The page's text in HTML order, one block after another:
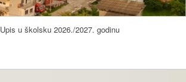
Upis u školsku 2026./2027. godinu